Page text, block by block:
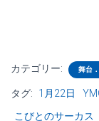
カテゴリー: 舞台
タグ: 1月22日
こびとのサーカス